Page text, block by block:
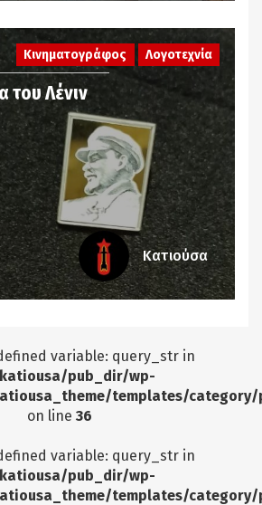
του Λένιν
Κινηματογράφος Λογοτεχνία
Κατιούσα
variable: query_str in
pub_dir/wp-
templates/
on line 36
variable: query_str in
pub_dir/wp-
templates/